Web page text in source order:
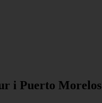
i Puerto Morelos